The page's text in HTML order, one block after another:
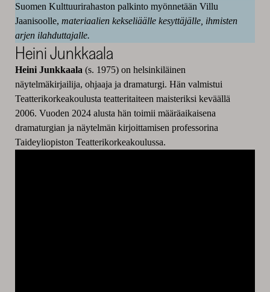
Suomen Kulttuurirahaston palkinto myönnetään Villu
Jaanisoolle, materiaalien kekseliäälle kesyttäjälle, ihmisten
arjen ilahduttajalle.
Heini Junkkaala
Heini Junkkaala (s. 1975) on helsinkiläinen
näytelmäkirjailija, ohjaaja ja dramaturgi. Hän valmistui
Teatterikorkeakoulusta teatteritaiteen maisteriksi keväällä
2006. Vuoden 2024 alusta hän toimii määräaikaisena
dramaturgian ja näytelmän kirjoittamisen professorina
Taideyliopiston Teatterikorkeakoulussa.